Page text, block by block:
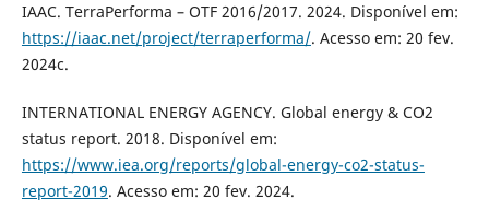
IAAC. TerraPerforma – OTF 2016/2017. 2024. Disponível em:
https://iaac.net/project/terraperforma/. Acesso em: 20 fev.
2024c.
INTERNATIONAL ENERGY AGENCY. Global energy & CO2
status report. 2018. Disponível em:
https://www.iea.org/reports/global-energy-co2-status-
report-2019. Acesso em: 20 fev. 2024.